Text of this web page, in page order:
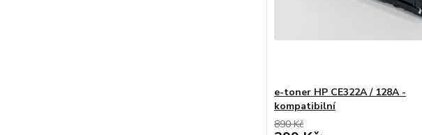
e-toner HP CE322A / 128A -
kompatibilní
890 Kč